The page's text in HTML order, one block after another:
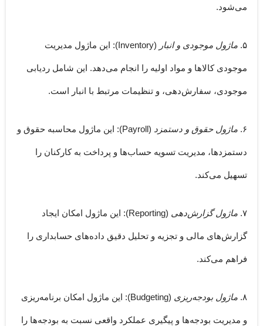
می‌شود.
۵. ماژول موجودی و انبار (Inventory): این ماژول مدیریت
موجودی کالاها و مواد اولیه را انجام می‌دهد. این شامل ردیابی
موجودی، سفارش‌دهی، و تنظیمات مرتبط با انبار است.
۶. ماژول حقوق و دستمزد (Payroll): این ماژول محاسبه حقوق و
دستمزدها، مدیریت تسویه حساب‌ها و پرداخت به کارکنان را
تسهیل می‌کند.
۷. ماژول گزارش‌دهی (Reporting): این ماژول امکان ایجاد
گزارش‌های مالی و تجزیه و تحلیل دقیق داده‌های حسابداری را
فراهم می‌کند.
۸. ماژول بودجه‌ریزی (Budgeting): این ماژول امکان برنامه‌ریزی
و مدیریت بودجه‌ها و پیگیری عملکرد واقعی نسبت به بودجه‌ها را